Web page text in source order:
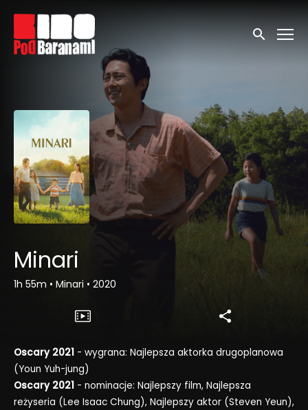
Linki ułatwień dostępu
Wyszukaj
Minari
1h 55m • Minari • 2020
Oscary 2021 - wygrana: Najlepsza aktorka drugoplanowa
(Youn Yuh-jung)
Oscary 2021 - nominacje: Najlepszy film, Najlepsza
reżyseria (Lee Isaac Chung), Najlepszy aktor (Steven Yeun),